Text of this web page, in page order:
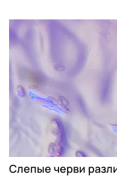
Слепые черви